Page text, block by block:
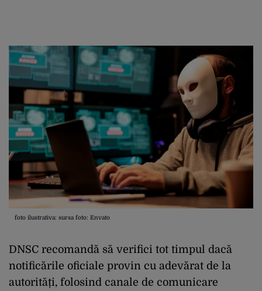
foto ilustrativa: sursa foto: Envato
DNSC recomandă să verifici tot timpul dacă
notificările oficiale provin cu adevărat de la
autorități, folosind canale de comunicare